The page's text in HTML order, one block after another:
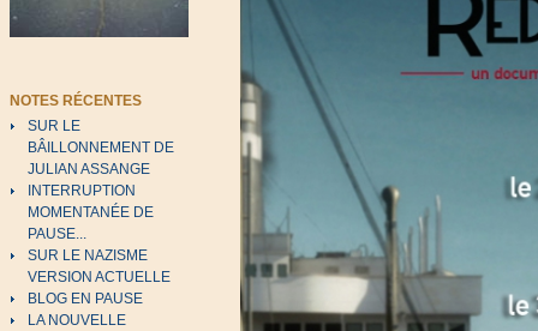
NOTES RÉCENTES
SUR LE
BÂILLONNEMENT DE
JULIAN ASSANGE
INTERRUPTION
MOMENTANÉE DE
PAUSE...
SUR LE NAZISME
VERSION ACTUELLE
BLOG EN PAUSE
LA NOUVELLE